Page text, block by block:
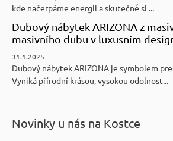
kde načerpáme energii a skutečně si ...
Dubový nábytek ARIZONA z
masivního dubu v luxusním
31.1.2025
Dubový nábytek ARIZONA je symbolem
Vyniká přírodní krásou, vysokou odolnost...
Novinky u nás na Kostce